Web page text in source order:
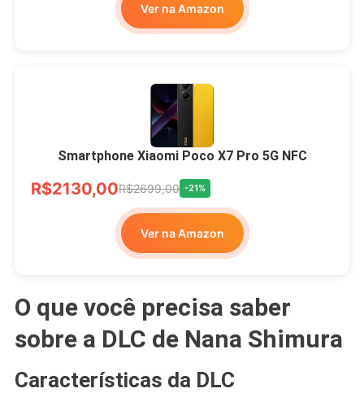
Ver na Amazon
Smartphone Xiaomi Poco X7 Pro 5G NFC
R$2130,00R$2699,00 -21%
Ver na Amazon
O que você precisa saber
sobre a DLC de Nana Shimura
Características da DLC